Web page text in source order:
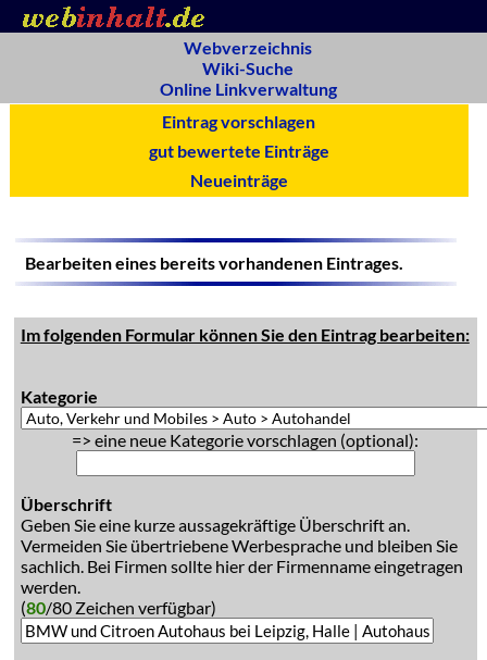
Webverzeichnis
Wiki-Suche
Online Linkverwaltung
Eintrag vorschlagen
gut bewertete Einträge
Neueinträge
Bearbeiten eines bereits vorhandenen Eintrages.
Im folgenden Formular können Sie den Eintrag bearbeiten:
Kategorie
=> eine neue Kategorie vorschlagen (optional):
Überschrift
Geben Sie eine kurze aussagekräftige Überschrift an.
Vermeiden Sie übertriebene Werbesprache und bleiben Sie
sachlich. Bei Firmen sollte hier der Firmenname eingetragen
werden.
(80/80 Zeichen verfügbar)